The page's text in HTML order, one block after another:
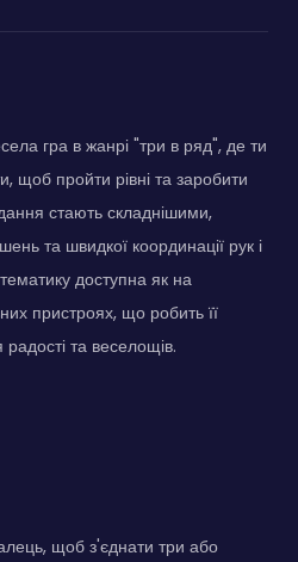
гра в жанрі "три в ряд", де ти
щоб пройти рівні та заробити
стають складнішими,
та швидкої координації рук і
доступна як на
пристроях, що робить її
та веселощів.
щоб з'єднати три або